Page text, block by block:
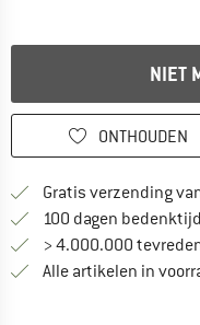
NIET
ONTHOUDEN
Gratis verzending
100 dagen bedenktijd
> 4.000.000
Alle artikelen in